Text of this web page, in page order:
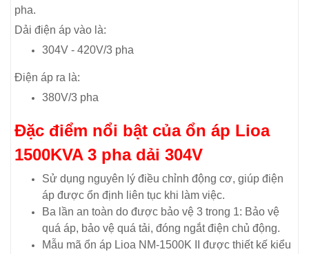
pha.
Dải điện áp vào là:
304V - 420V/3 pha
Điện áp ra là:
380V/3 pha
Đặc điểm nổi bật của ổn áp Lioa
1500KVA 3 pha dải 304V
Sử dụng nguyên lý điều chỉnh động cơ, giúp điện
áp được ổn định liên tục khi làm việc.
Ba lần an toàn do được bảo vệ 3 trong 1: Bảo vệ
quá áp, bảo vệ quá tải, đóng ngắt điện chủ động.
Mẫu mã ổn áp Lioa NM-1500K II được thiết kế kiểu